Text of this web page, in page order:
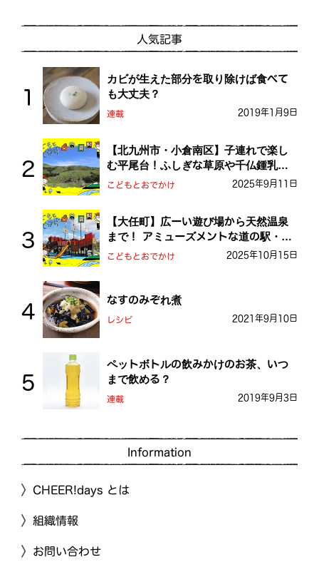
人気記事
カビが生えた部分を取り除けば食べて
も大丈夫？
連載 2019年1月9日
【北九州市・小倉南区】子連れで楽し
む平尾台！ふしぎな草原や千仏鍾乳洞
を探検しよう！
こどもとおでかけ 2025年9月11日
【大任町】広ーい遊び場から天然温泉
まで！ アミューズメントな道の駅・お
おとう桜街道
こどもとおでかけ 2025年10月15日
なすのみぞれ煮
レシピ 2021年9月10日
ペットボトルの飲みかけのお茶、いつ
まで飲める？
連載 2019年9月3日
Information
CHEER!days とは
組織情報
お問い合わせ